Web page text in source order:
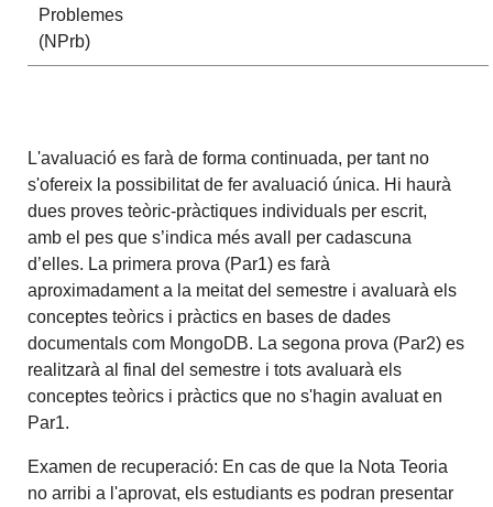
Problemes
(NPrb)
L'avaluació es farà de forma continuada, per tant no
s'ofereix la possibilitat de fer avaluació única. Hi haurà
dues proves teòric-pràctiques individuals per escrit,
amb el pes que s’indica més avall per cadascuna
d’elles. La primera prova (Par1) es farà
aproximadament a la meitat del semestre i avaluarà els
conceptes teòrics i pràctics en bases de dades
documentals com MongoDB. La segona prova (Par2) es
realitzarà al final del semestre i tots avaluarà els
conceptes teòrics i pràctics que no s'hagin avaluat en
Par1.
Examen de recuperació: En cas de que la Nota Teoria
no arribi a l'aprovat, els estudiants es podran presentar